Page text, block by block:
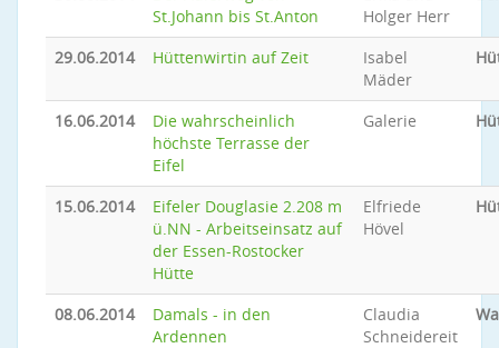
St.Johann bis St.Anton
Holger Herr
29.06.2014 Hüttenwirtin auf Zeit
Isabel
Mäder
16.06.2014
Die wahrscheinlich
höchste Terrasse der
Eifel
Galerie
15.06.2014
Eifeler Douglasie 2.208 m
ü.NN - Arbeitseinsatz auf
der Essen-Rostocker
Hütte
Elfriede
Hövel
08.06.2014
Damals - in den
Ardennen
Claudia
Schneidereit